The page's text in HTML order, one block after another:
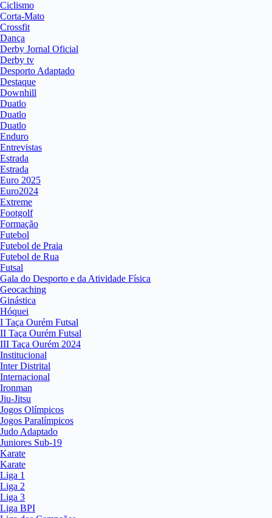
Ciclismo
Corta-Mato
Crossfit
Dança
Derby Jornal Oficial
Derby tv
Desporto Adaptado
Destaque
Downhill
Duatlo
Duatlo
Duatlo
Enduro
Entrevistas
Estrada
Estrada
Euro 2025
Euro2024
Extreme
Footgolf
Formação
Futebol
Futebol de Praia
Futebol de Rua
Futsal
Gala do Desporto e da Atividade Física
Geocaching
Ginástica
Hóquei
I Taça Ourém Futsal
II Taça Ourém Futsal
III Taça Ourém 2024
Institucional
Inter Distrital
Internacional
Ironman
Jiu-Jitsu
Jogos Olímpicos
Jogos Paralímpicos
Judo Adaptado
Juniores Sub-19
Karate
Karate
Liga 1
Liga 2
Liga 3
Liga BPI